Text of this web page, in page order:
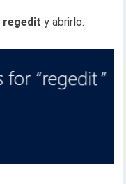
regedity abrirlo.